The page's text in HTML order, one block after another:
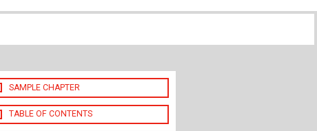
SAMPLE CHAPTER
TABLE OF CONTENTS